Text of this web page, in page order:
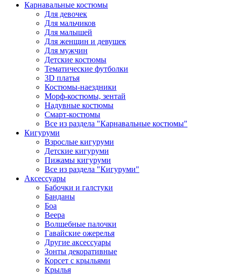
Карнавальные костюмы
Для девочек
Для мальчиков
Для малышей
Для женщин и девушек
Для мужчин
Детские костюмы
Тематические футболки
3D платья
Костюмы-наездники
Морф-костюмы, зентай
Надувные костюмы
Смарт-костюмы
Все из раздела "Карнавальные костюмы"
Кигуруми
Взрослые кигуруми
Детские кигуруми
Пижамы кигуруми
Все из раздела "Кигуруми"
Аксессуары
Бабочки и галстуки
Банданы
Боа
Веера
Волшебные палочки
Гавайские ожерелья
Другие аксессуары
Зонты декоративные
Корсет с крыльями
Крылья